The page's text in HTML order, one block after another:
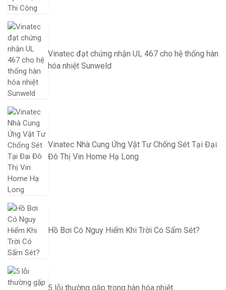
Vinatec đạt chứng nhận UL 467 cho hệ thống hàn
hóa nhiệt Sunweld
Vinatec Nhà Cung Ứng Vật Tư Chống Sét Tại Đại
Đô Thị Vin Home Hạ Long
Hồ Bơi Có Nguy Hiểm Khi Trời Có Sấm Sét?
5 lỗi thường gặp trong hàn hóa nhiệt